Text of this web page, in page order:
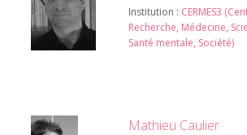
Institution : CERMES3
Recherche, Médecine,
Santé mentale, Société)
Mathieu Caulier